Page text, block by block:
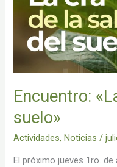
Encuentro:
suelo»
Actividades, Noticias /
El próximo jueves 1ro.
suelo»